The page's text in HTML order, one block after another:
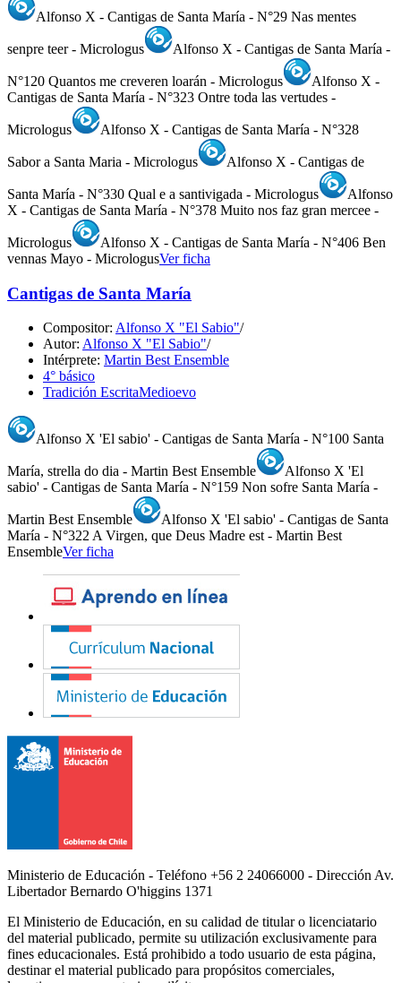
Alfonso X - Cantigas de Santa María - N°29 Nas mentes
senpre teer - Micrologus Alfonso X - Cantigas de Santa María -
N°120 Quantos me creveren loarán - Micrologus
Alfonso X -
Cantigas de Santa María - N°323 Ontre toda las vertudes -
Micrologus Alfonso X - Cantigas de Santa María - N°328
Sabor a Santa Maria - Micrologus Alfonso X - Cantigas de
Santa María - N°330 Qual e a santivigada - Micrologus
Alfonso
X - Cantigas de Santa María - N°378 Muito nos faz gran mercee -
Micrologus
Alfonso X - Cantigas de Santa María - N°406 Ben
vennas Mayo - MicrologusVer ficha
Cantigas de Santa María
Compositor: Alfonso X "El Sabio"/
Autor: Alfonso X "El Sabio"/
Intérprete: Martin Best Ensemble
4° básico
Tradición EscritaMedioevo
Alfonso X 'El sabio' - Cantigas de Santa María - N°100 Santa
María, strella do dia - Martin Best Ensemble
Alfonso X 'El
sabio' - Cantigas de Santa María - N°159 Non sofre Santa María -
Martin Best Ensemble
Alfonso X 'El sabio' - Cantigas de Santa
María - N°322 A Virgen, que Deus Madre est - Martin Best
EnsembleVer ficha
Ministerio de Educación - Teléfono +56 2 24066000 - Dirección Av.
Libertador Bernardo O'higgins 1371
El Ministerio de Educación, en su calidad de titular o licenciatario
del material publicado, permite su utilización exclusivamente para
fines educacionales. Está prohibido a todo usuario de esta página,
destinar el material publicado para propósitos comerciales,